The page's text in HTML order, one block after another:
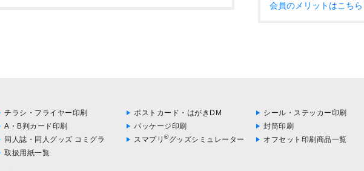
会員のメリットはこちら
チラシ・フライヤー印刷 ポストカード・はがきDM シール・ステッカー印刷
A・B判カード印刷 パッケージ印刷 封筒印刷
同人誌・同人グッズ コミグラ スマプリ ®グッズシミュレーター オフセット印刷商品一覧
取扱用紙一覧